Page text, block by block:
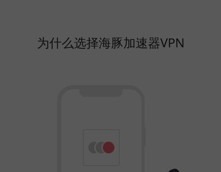
为什么选择海豚加速器VPN